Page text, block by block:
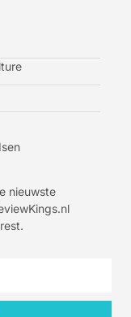
nieuwste